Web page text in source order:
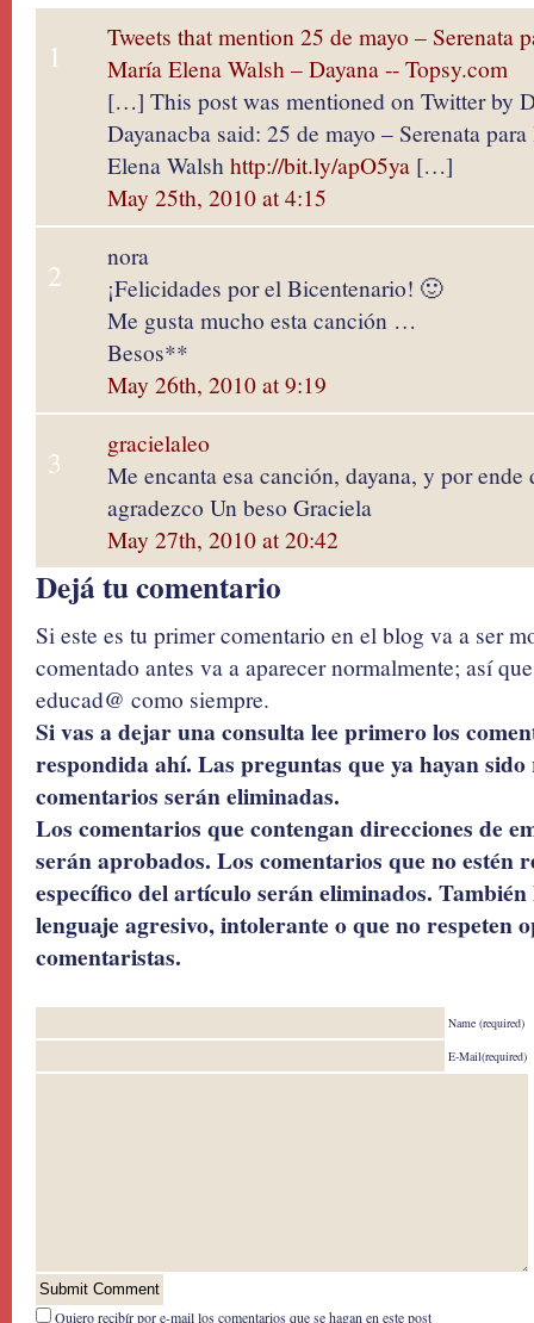
1
Tweets that mention 25 de mayo – Serenata
María Elena Walsh – Dayana -- Topsy.com
[…] This post was mentioned on Twitter by
Dayanacba said: 25 de mayo – Serenata
Elena Walsh http://bit.ly/apO5ya […]
May 25th, 2010 at 4:15
2
nora
¡Felicidades por el Bicentenario! 🙂
Me gusta mucho esta canción …
Besos**
May 26th, 2010 at 9:19
3
gracielaleo
Me encanta esa canción, dayana, y por
agradezco Un beso Graciela
May 27th, 2010 at 20:42
Dejá tu comentario
Si este es tu primer comentario en el blog va a ser
comentado antes va a aparecer normalmente; así
educad@ como siempre.
Si vas a dejar una consulta lee primero los
respondida ahí. Las preguntas que ya hayan
comentarios serán eliminadas.
Los comentarios que contengan direcciones de
serán aprobados. Los comentarios que no estén
específico del artículo serán eliminados.
lenguaje agresivo, intolerante o que no respeten
comentaristas.
Name (required)
E-Mail(required)
Quiero recibír por e-mail los comentarios que se hagan en este post